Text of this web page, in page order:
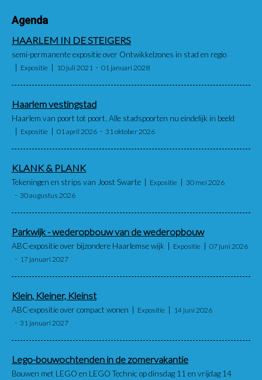
Agenda
HAARLEM IN DE STEIGERS
semi-permanente expositie over Ontwikkelzones in stad en regio
Expositie 10 juli 2021 01 januari 2028
Haarlem vestingstad
Haarlem van poort tot poort. Alle stadspoorten nu eindelijk in beeld
Expositie 01 april 2026 31 oktober 2026
KLANK & PLANK
Tekeningen en strips van Joost Swarte Expositie
30 mei 2026
30 augustus 2026
Parkwijk - wederopbouw van de wederopbouw
ABC-expositie over bijzondere Haarlemse wijk Expositie
07 juni 2026
17 januari 2027
Klein, Kleiner, Kleinst
ABC-expositie over compact wonen Expositie
14 juni 2026
31 januari 2027
Lego-bouwochtenden in de zomervakantie
Bouwen met LEGO en LEGO Technic op dinsdag 11 en vrijdag 14